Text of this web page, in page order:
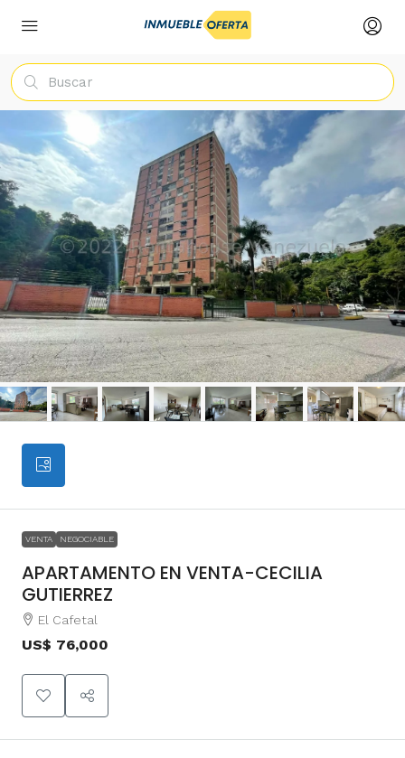
VENTA NEGOCIABLE
APARTAMENTO EN VENTA-CECILIA
GUTIERREZ
El Cafetal
US$ 76,000